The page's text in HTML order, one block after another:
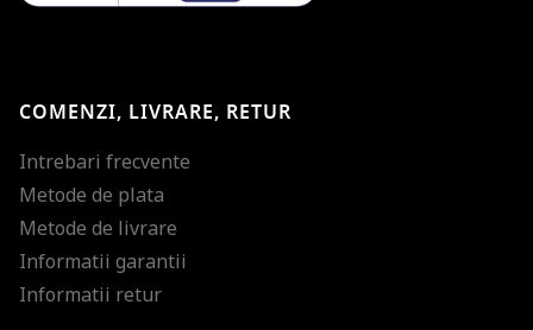
COMENZI, LIVRARE, RETUR
Intrebari frecvente
Metode de plata
Metode de livrare
Informatii garantii
Informatii retur